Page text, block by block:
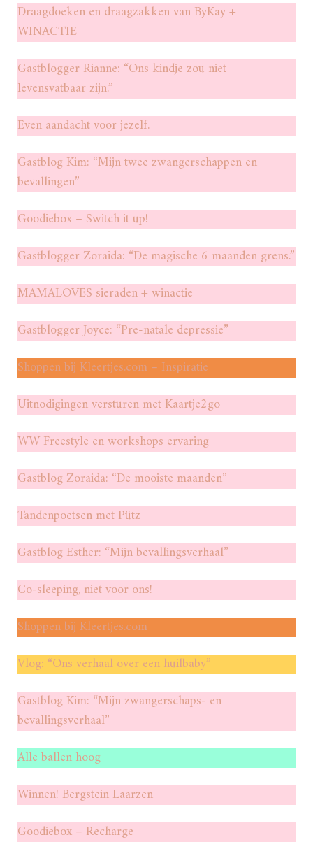
Draagdoeken en draagzakken van ByKay +
WINACTIE
Gastblogger Rianne: “Ons kindje zou niet
levensvatbaar zijn.”
Even aandacht voor jezelf.
Gastblog Kim: “Mijn twee zwangerschappen en
bevallingen”
Goodiebox – Switch it up!
Gastblogger Zoraida: “De magische 6 maanden grens.”
MAMALOVES sieraden + winactie
Gastblogger Joyce: “Pre-natale depressie”
Shoppen bij Kleertjes.com – Inspiratie
Uitnodigingen versturen met Kaartje2go
WW Freestyle en workshops ervaring
Gastblog Zoraida: “De mooiste maanden”
Tandenpoetsen met Pütz
Gastblog Esther: “Mijn bevallingsverhaal”
Co-sleeping, niet voor ons!
Shoppen bij Kleertjes.com
Vlog: “Ons verhaal over een huilbaby”
Gastblog Kim: “Mijn zwangerschaps- en
bevallingsverhaal”
Alle ballen hoog
Winnen! Bergstein Laarzen
Goodiebox – Recharge